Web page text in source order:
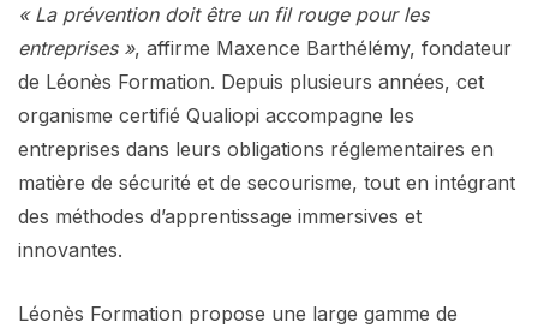
« La prévention doit être un fil rouge pour les
entreprises », affirme Maxence Barthélémy, fondateur
de Léonès Formation. Depuis plusieurs années, cet
organisme certifié Qualiopi accompagne les
entreprises dans leurs obligations réglementaires en
matière de sécurité et de secourisme, tout en intégrant
des méthodes d’apprentissage immersives et
innovantes.
Léonès Formation propose une large gamme de